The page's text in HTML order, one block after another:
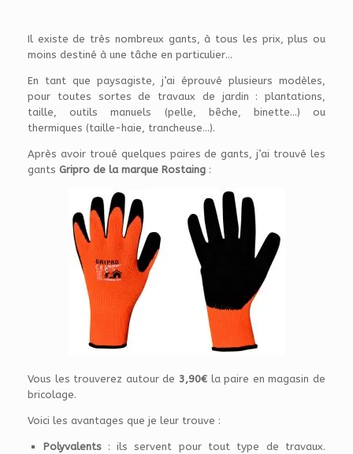
Il existe de très nombreux gants, à tous les prix, plus ou
moins destiné à une tâche en particulier…
En tant que paysagiste, j’ai éprouvé plusieurs modèles,
pour toutes sortes de travaux de jardin : plantations,
taille, outils manuels (pelle, bêche, binette…) ou
thermiques (taille-haie, trancheuse…).
Après avoir troué quelques paires de gants, j’ai trouvé les
gants Gripro de la marque Rostaing :
Vous les trouverez autour de 3,90€ la paire en magasin de
bricolage.
Voici les avantages que je leur trouve :
Polyvalents: ils servent pour tout type de travaux.